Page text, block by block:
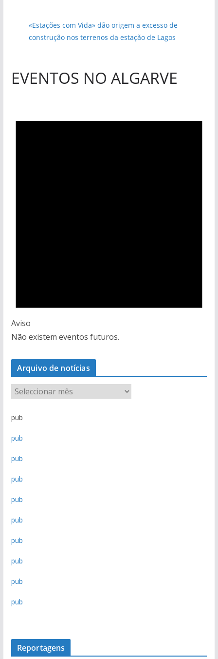
«Estações com Vida» dão origem a excesso de
construção nos terrenos da estação de Lagos
EVENTOS NO ALGARVE
Aviso
Não existem eventos futuros.
Arquivo de notícias
q
i
o
n
t
i
s
pub
pub
pub
pub
pub
pub
pub
pub
pub
pub
Reportagens